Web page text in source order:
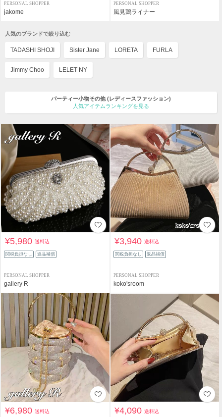
PERSONAL SHOPPER
jakome
PERSONAL SHOPPER
風見鶏ライナー
人気のブランドで絞り込む
TADASHI SHOJI Sister Jane LORETA FURLA
Jimmy Choo LELET NY
パーティー小物その他 (レディースファッション)
人気アイテムランキングを見る
¥5,980送料込
関税負担なし 返品補償
PERSONAL SHOPPER
gallery R
¥3,940送料込
関税負担なし 返品補償
PERSONAL SHOPPER
koko'sroom
¥6,980送料込 ¥4,090送料込